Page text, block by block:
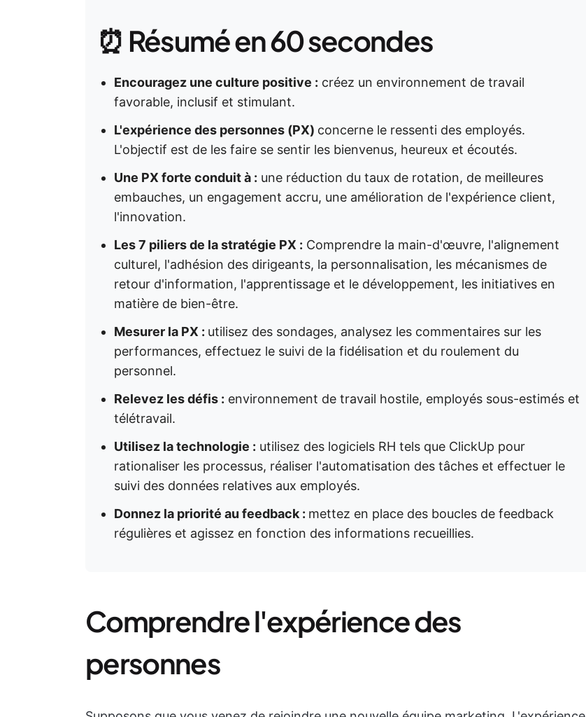
⏰ Résumé en 60 secondes
Encouragez une culture positive : créez un environnement de travail
favorable, inclusif et stimulant.
L'expérience des personnes (PX) concerne le ressenti des employés.
L'objectif est de les faire se sentir les bienvenus, heureux et écoutés.
Une PX forte conduit à : une réduction du taux de rotation, de meilleures
embauches, un engagement accru, une amélioration de l'expérience client,
l'innovation.
Les 7 piliers de la stratégie PX : Comprendre la main-d'œuvre, l'alignement
culturel, l'adhésion des dirigeants, la personnalisation, les mécanismes de
retour d'information, l'apprentissage et le développement, les initiatives en
matière de bien-être.
Mesurer la PX : utilisez des sondages, analysez les commentaires sur les
performances, effectuez le suivi de la fidélisation et du roulement du
personnel.
Relevez les défis : environnement de travail hostile, employés sous-estimés et
télétravail.
Utilisez la technologie : utilisez des logiciels RH tels que ClickUp pour
rationaliser les processus, réaliser l'automatisation des tâches et effectuer le
suivi des données relatives aux employés.
Donnez la priorité au feedback : mettez en place des boucles de feedback
régulières et agissez en fonction des informations recueillies.
Comprendre l'expérience des
personnes